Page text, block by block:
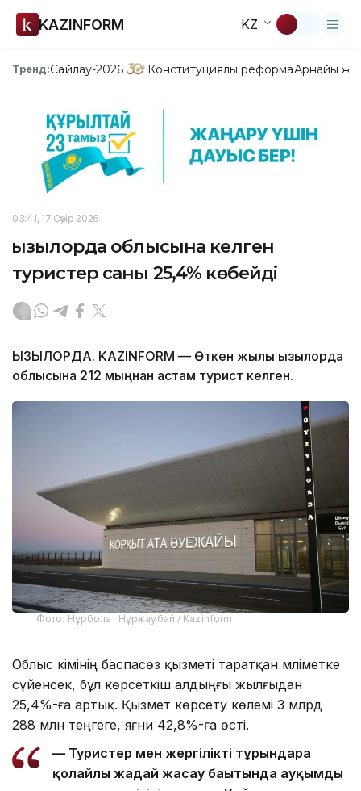
KAZINFORM KZ
Тренд:Сайлау-2026 Конституциялық реформаАрнайы
03:41, 17 Сәуір 2026
Қызылорда облысына келген
туристер саны 25,4% көбейді
ҚЫЗЫЛОРДА. KAZINFORM — Өткен жылы Қызылорда
облысына 212 мыңнан астам турист келген.
Фото: Нұрболат Нұржаубай / Kazinform
Облыс әкімінің баспасөз қызметі таратқан мәліметке
сүйенсек, бұл көрсеткіш алдыңғы жылғыдан
25,4%-ға артық. Қызмет көрсету көлемі 3 млрд
288 млн теңгеге, яғни 42,8%-ға өсті.
— Туристер мен жергілікті тұрғындарға
қолайлы жағдай жасау бағытында ауқымды